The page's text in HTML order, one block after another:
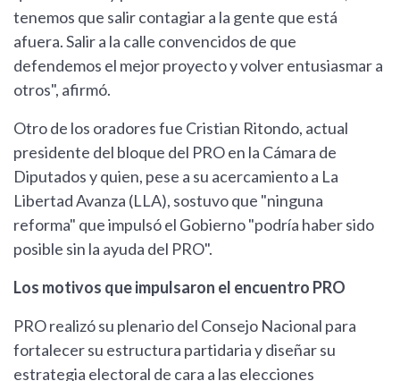
tenemos que salir contagiar a la gente que está
afuera. Salir a la calle convencidos de que
defendemos el mejor proyecto y volver entusiasmar a
otros", afirmó.
Otro de los oradores fue Cristian Ritondo, actual
presidente del bloque del PRO en la Cámara de
Diputados y quien, pese a su acercamiento a La
Libertad Avanza (LLA), sostuvo que "ninguna
reforma" que impulsó el Gobierno "podría haber sido
posible sin la ayuda del PRO".
Los motivos que impulsaron el encuentro PRO
PRO realizó su plenario del Consejo Nacional para
fortalecer su estructura partidaria y diseñar su
estrategia electoral de cara a las elecciones